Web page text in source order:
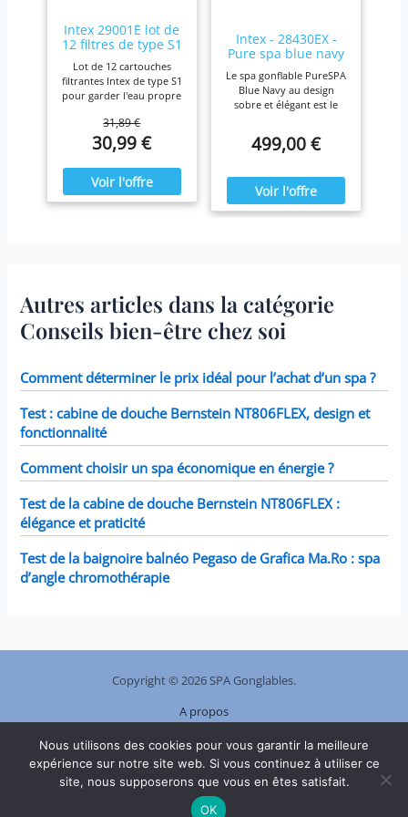
Intex 29001E lot de
12 filtres de type S1
Lot de 12 cartouches
filtrantes Intex de type S1
pour garder l'eau propre
efficacité maximale,
nettoyez les cartouches
chaque semaine et
remplacez-les une fois
par mois ou plus tôt Il est
fabriqué avec du papier
28443E, 28453E, 28421E,
28423E, 28413E, et 28453E.
Chaque filtre mesure 7,6 x
10,2 cm.
31,89 €
30,99 €
Intex - 28430EX -
Pure spa blue navy
4 places
Le spa gonflable PureSPA
Blue Navy au design
sobre et élégant est le
prélasser tout au long de
l'année. Ressourcez-vous
en hiver,
confortablement installé
dans votre spa Blue Navy.
499,00 €
Autres articles dans la catégorie
Conseils bien-être chez soi
Comment déterminer le prix idéal pour l’achat d’un spa ?
Test : cabine de douche Bernstein NT806FLEX, design et
fonctionnalité
Comment choisir un spa économique en énergie ?
Test de la cabine de douche Bernstein NT806FLEX :
élégance et praticité
Test de la baignoire balnéo Pegaso de Grafica Ma.Ro : spa
d’angle chromothérapie
Copyright © 2026 SPA Gonglables.
A propos
Contact
Mentions légales
Politique de confidentialité
Nous utilisons des cookies pour vous garantir la meilleure
expérience sur notre site web. Si vous continuez à utiliser ce
site, nous supposerons que vous en êtes satisfait.
OK